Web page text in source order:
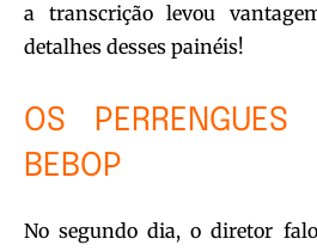
a transcrição levou
detalhes desses painéis!
OS PERRENGUES
BEBOP
No segundo dia, o diretor